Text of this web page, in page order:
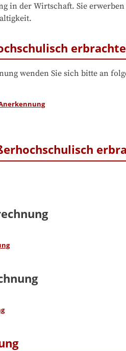
in der Wirtschaft. Sie
wenden Sie sich bitte an